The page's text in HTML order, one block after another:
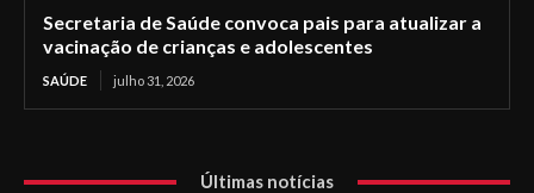
Secretaria de Saúde convoca pais para atualizar a
vacinação de crianças e adolescentes
SAÚDE julho 31, 2026
Últimas notícias